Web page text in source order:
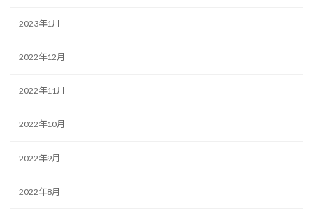
2023年1月
2022年12月
2022年11月
2022年10月
2022年9月
2022年8月